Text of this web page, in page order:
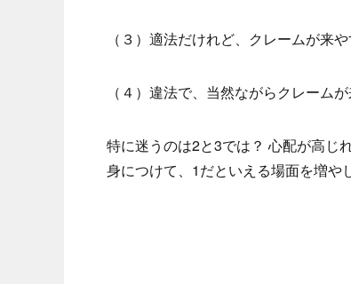
（３）適法だけれど、クレームが来
（４）違法で、当然ながらクレーム
特に迷うのは2と3では？ 心配が高じ
身につけて、1だといえる場面を増や